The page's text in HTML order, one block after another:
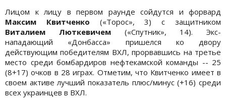
Лицом к лицу в первом раунде сойдутся и форвард
Максим Квитченко («Торос», 3) с защитником
Виталием Люткевичем(«Спутник», 14). Экс-
нападающий «Донбасса» пришелся ко двору
действующим победителям ВХЛ, прорвавшись на третье
место среди бомбардиров нефтекамской команды -- 25
(8+17) очков в 28 играх. Отметим, что Квитченко имеет в
своем активе лучший показатель плюс/минус (+16) среди
всех украинцев в ВХЛ.